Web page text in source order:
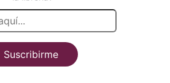
Suscribirme